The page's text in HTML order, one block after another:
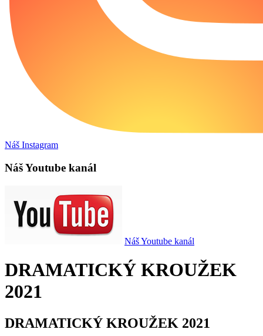
Náš Instagram
Náš Youtube kanál
Náš Youtube kanál
DRAMATICKÝ KROUŽEK
2021
DRAMATICKÝ KROUŽEK 2021